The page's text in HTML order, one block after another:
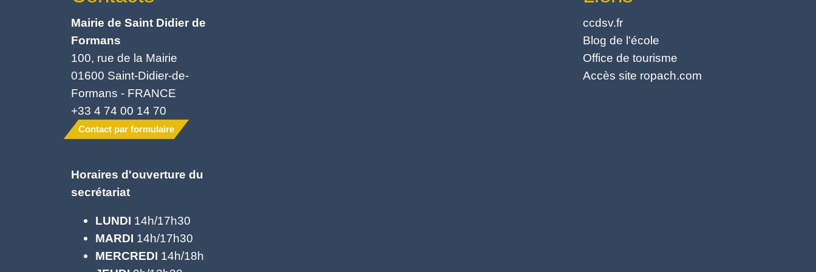
Mairie de Saint Didier de
Formans
100, rue de la Mairie
01600 Saint-Didier-de-
Formans - FRANCE
+33 4 74 00 14 70
Contact par formulaire
Horaires d'ouverture du
secrétariat
LUNDI 14h/17h30
MARDI 14h/17h30
MERCREDI 14h/18h
ccdsv.fr
Blog de l'école
Office de tourisme
Accès site ropach.com